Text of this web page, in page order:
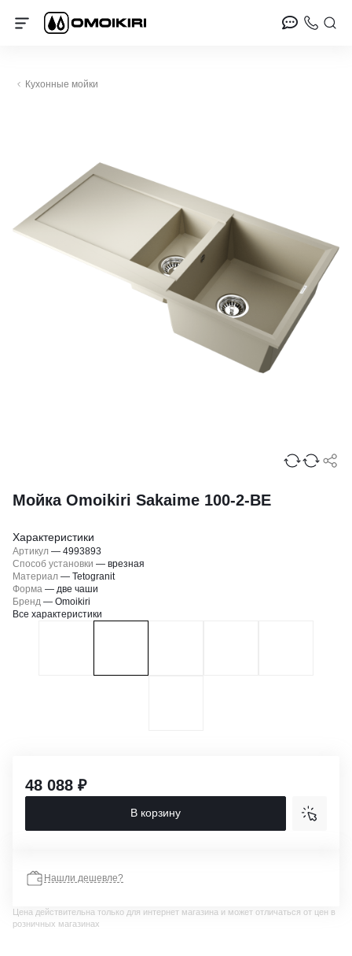
Кухонные мойки
Мойка Omoikiri Sakaime 100-2-BE
Характеристики
Артикул — 4993893
Способ установки — врезная
Материал — Tetogranit
Форма — две чаши
Бренд — Omoikiri
Все характеристики
48 088 ₽
В корзину
Нашли дешевле?
Цена действительна только для интернет магазина и может отличаться от цен в
розничных магазинах